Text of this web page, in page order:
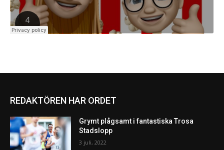
REDAKTÖREN HAR ORDET
Grymt plågsamt i fantastiska Trosa
Stadslopp
3 juli, 2022